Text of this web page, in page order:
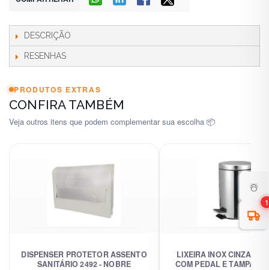
DESCRIÇÃO
RESENHAS
PRODUTOS EXTRAS
CONFIRA TAMBÉM
Veja outros itens que podem complementar sua escolha 📦
DISPENSER PROTETOR ASSENTO
SANITÁRIO 2492 - NOBRE
LIXEIRA INOX CINZA 20
COM PEDAL E TAMPA -
☃️
1